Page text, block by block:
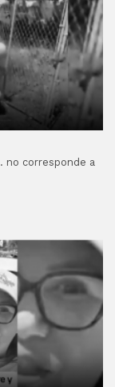
no corresponde a